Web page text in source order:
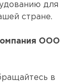
для
стране.
ООО
в